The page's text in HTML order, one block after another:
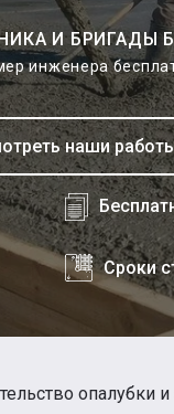
И БРИГАДЫ
инженера
наши
Сроки
опалубки